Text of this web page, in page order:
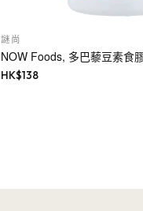
謎尚
NOW Foods, 多巴藜豆素食
HK$138